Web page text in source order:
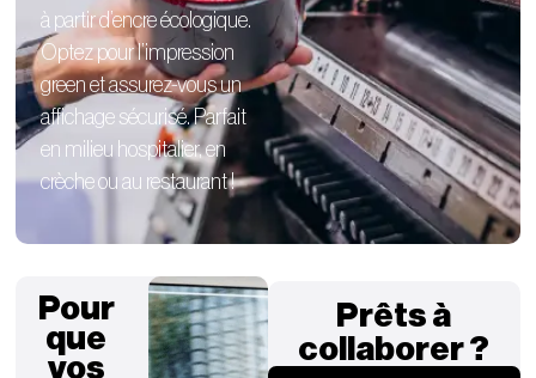
à partir d’encre écologique.
Optez pour l’impression
green et assurez-vous un
affichage sécurisé. Parfait
en milieu hospitalier, en
crèche ou au restaurant !
Pour
que
vos
Prêts à
collaborer ?